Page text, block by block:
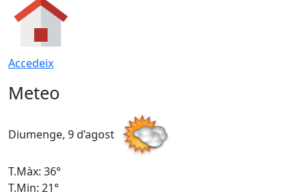
Accedeix
Meteo
Diumenge, 9 d’agost
T.Màx: 36°
T.Min: 21°